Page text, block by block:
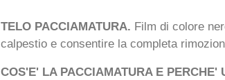
TELO PACCIAMATURA. Film di colore
calpestio e consentire la completa
COS'E' LA PACCIAMATURA E PERCHE'